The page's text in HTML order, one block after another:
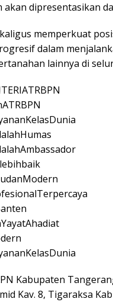
akan dipresentasikan
memperkuat
dalam
lainnya di
Kabupaten
Kav. 8, Tigaraksa